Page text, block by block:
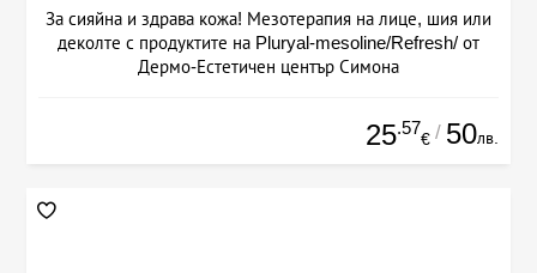
За сияйна и здрава кожа! Мезотерапия на лице, шия или
деколте с продуктите на Pluryal-mesoline/Refresh/ от
Дермо-Естетичен център Симона
25.57
€ / 50лв.